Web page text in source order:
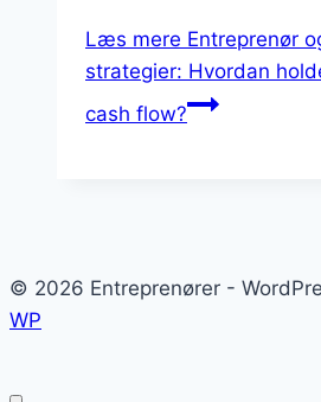
Læs mere Entreprenør
strategier: Hvordan
cash flow?
© 2026 Entreprenører -
WP